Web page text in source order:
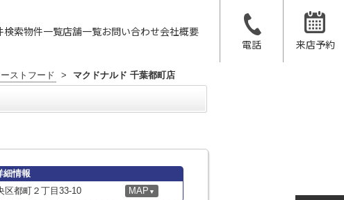
検索物件一覧店舗一覧お問い合わせ会社概要
電話
来店予約
ストフード > マクドナルド 千葉都町店
細情報
区都町２丁目33-10 MAP ▼